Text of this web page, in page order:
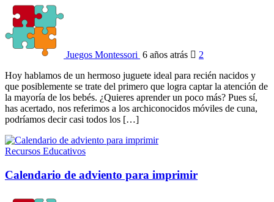
Juegos Montessori 6 años atrás
2
Hoy hablamos de un hermoso juguete ideal para recién nacidos y
que posiblemente se trate del primero que logra captar la atención de
la mayoría de los bebés. ¿Quieres aprender un poco más? Pues sí,
has acertado, nos referimos a los archiconocidos móviles de cuna,
podríamos decir casi todos los […]
Recursos Educativos
Calendario de adviento para imprimir